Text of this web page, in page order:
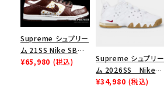
ューズ ホワイト
ラック
Supreme シュプリー
ム 21SS Nike SB
Dunk Low ナイキSB
¥65,980 (税込)
Supreme シュプリー
ム 2026SS Nike
SB Air Max 2 CB 94
¥34,980 (税込)